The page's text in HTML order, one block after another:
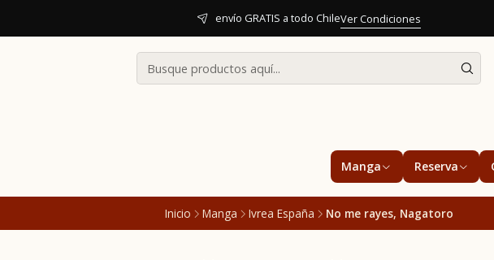
Manga Reserva
envío GRATIS a todo ChileVer Condiciones
Inicio Manga Ivrea España No me rayes, Nagatoro